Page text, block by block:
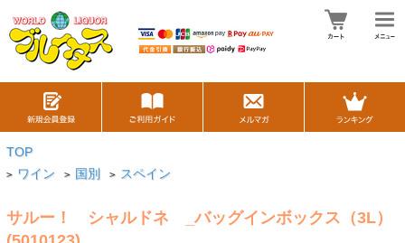
TOP
> ワイン > 国別 > スペイン
サルー！ シャルドネ _バッグインボックス（3L）